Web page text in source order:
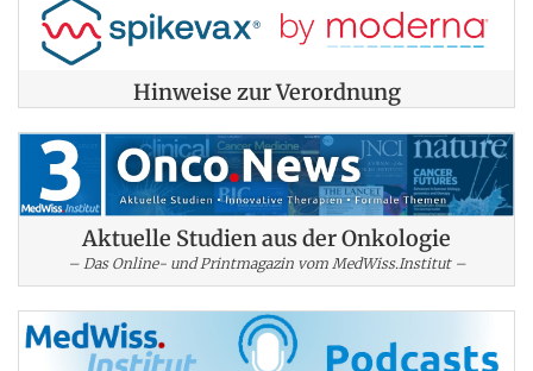
Hinweise zur Verordnung
Aktuelle Studien aus der Onkologie
– Das Online- und Printmagazin vom MedWiss.Institut –